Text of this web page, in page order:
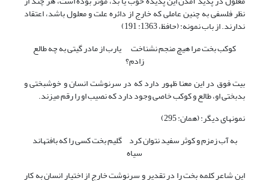
نظر فلسفی به چنین عاملی که خارج از دائره علت و معلول باشد، اعتقاد
ندارند. از باب نمونه: (حافظ، 1363: 191)
کوکب بخت مرا هیچ منجم نشناخت یارب از مادر گیتی به چه طالع
زادم؟
بیت فوق در این معنا ظهور دارد که در سرنوشت انسان و خوشبختی و
بدبختی او، طالع و کوکب خاصی وجود دارد که نصیب او را رقم می‏زند.
نمونه‏ای دیگر: (همان: 295)
به آب زمزم و کوثر سفید نتوان کرد گلیم بخت کسی را که بافته‏اند
سیاه
این شاعر کلمه بخت را در تقدیر و سرنوشت خارج از اختیار انسان به کار